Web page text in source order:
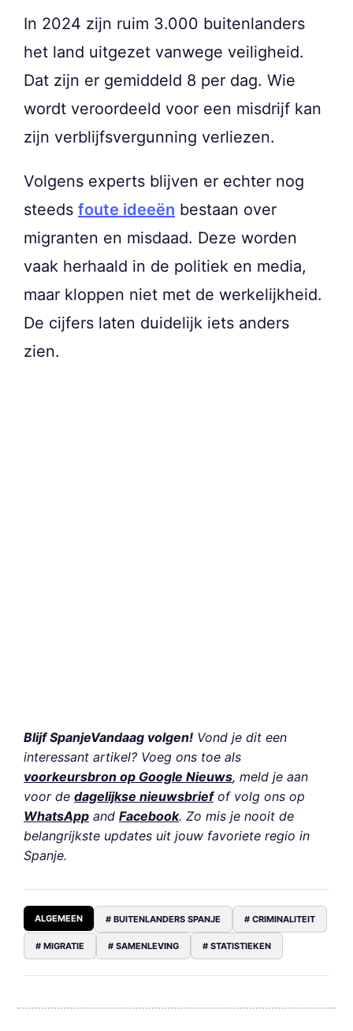
In 2024 zijn ruim 3.000 buitenlanders
het land uitgezet vanwege veiligheid.
Dat zijn er gemiddeld 8 per dag. Wie
wordt veroordeeld voor een misdrijf kan
zijn verblijfsvergunning verliezen.
Volgens experts blijven er echter nog
steeds foute ideeën bestaan over
migranten en misdaad. Deze worden
vaak herhaald in de politiek en media,
maar kloppen niet met de werkelijkheid.
De cijfers laten duidelijk iets anders
zien.
Blijf SpanjeVandaag volgen! Vond je dit een
interessant artikel? Voeg ons toe als
voorkeursbron op Google Nieuws, meld je aan
voor de dagelijkse nieuwsbriefof volg ons op
WhatsApp and Facebook. Zo mis je nooit de
belangrijkste updates uit jouw favoriete regio in
Spanje.
ALGEMEEN # BUITENLANDERS SPANJE # CRIMINALITEIT
# MIGRATIE # SAMENLEVING # STATISTIEKEN